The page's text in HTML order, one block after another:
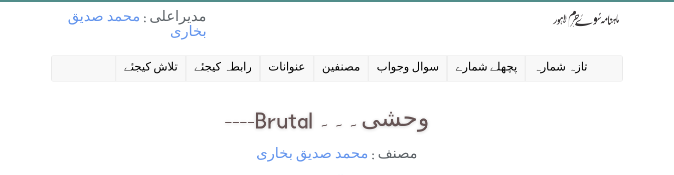
مدیراعلی : محمد صدیق
بخاری
تلاش کیجئے رابطہ کیجئے عنوانات مصنفین سوال وجواب پچھلے شمارے تازہ شمارہ
وحشی۔۔۔ Brutal----
مصنف : محمد صدیق بخاری